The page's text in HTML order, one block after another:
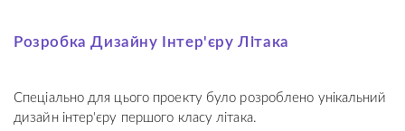
Розробка Дизайну Інтер'єру Літака
Спеціально для цього проекту було розроблено унікальний
дизайн інтер'єру першого класу літака.